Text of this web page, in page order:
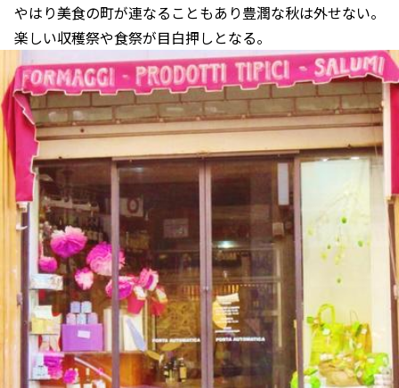
やはり美食の町が連なることもあり豊潤な秋は外せない。
楽しい収穫祭や食祭が目白押しとなる。